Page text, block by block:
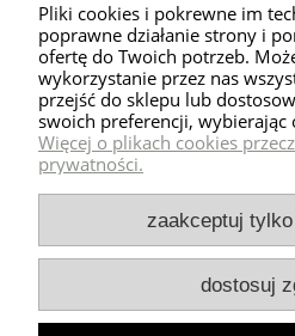
Pomoc
Moje
Zwroty i
Pliki cookies i pokrewne im
poprawne działanie strony i
ofertę do Twoich potrzeb.
wykorzystanie przez nas
przejść do sklepu lub
swoich preferencji, wybierając
Więcej o plikach cookies
prywatności.
zaakceptuj
dostosuj